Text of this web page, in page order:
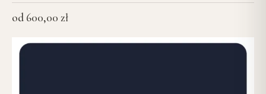
od 600,00 zł